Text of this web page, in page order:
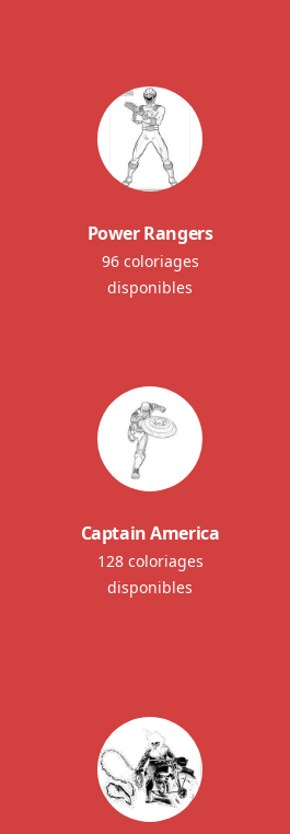
Power Rangers
96 coloriages
disponibles
Captain America
128 coloriages
disponibles